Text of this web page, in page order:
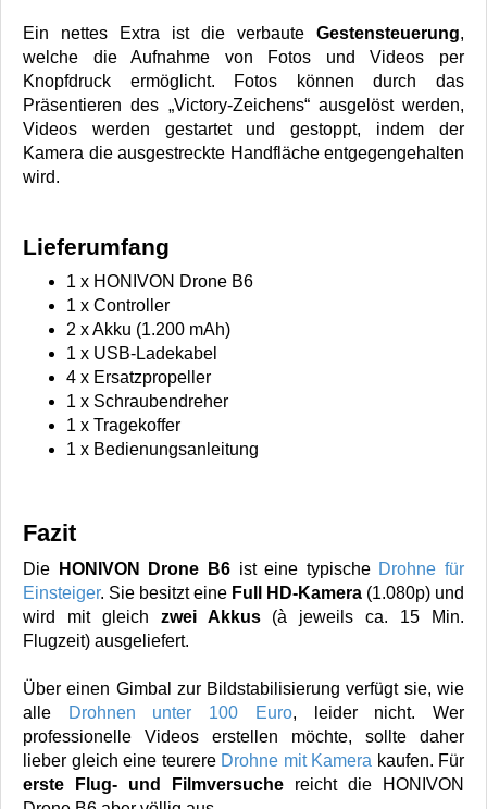
Ein nettes Extra ist die verbaute Gestensteuerung,
welche die Aufnahme von Fotos und Videos per
Knopfdruck ermöglicht. Fotos können durch das
Präsentieren des „Victory-Zeichens“ ausgelöst werden,
Videos werden gestartet und gestoppt, indem der
Kamera die ausgestreckte Handfläche entgegengehalten
wird.
Lieferumfang
1 x HONIVON Drone B6
1 x Controller
2 x Akku (1.200 mAh)
1 x USB-Ladekabel
4 x Ersatzpropeller
1 x Schraubendreher
1 x Tragekoffer
1 x Bedienungsanleitung
Fazit
Die HONIVON Drone B6ist eine typische Drohne für
Einsteiger. Sie besitzt eine Full HD-Kamera (1.080p) und
wird mit gleich zwei Akkus(à jeweils ca. 15 Min.
Flugzeit) ausgeliefert.
Über einen Gimbal zur Bildstabilisierung verfügt sie, wie
alle
Drohnen unter 100 Euro, leider nicht. Wer
professionelle Videos erstellen möchte, sollte daher
lieber gleich eine teurere Drohne mit Kamera kaufen. Für
erste Flug- und Filmversuche reicht die HONIVON